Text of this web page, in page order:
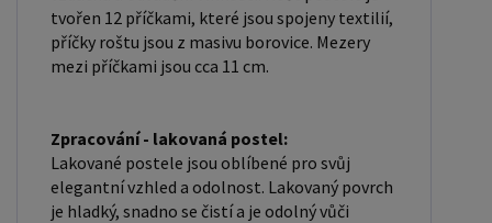
tvořen 12 příčkami, které jsou spojeny textilií,
příčky roštu jsou z masivu borovice. Mezery
mezi příčkami jsou cca 11 cm.
Zpracování - lakovaná postel:
Lakované postele jsou oblíbené pro svůj
elegantní vzhled a odolnost. Lakovaný povrch
je hladký, snadno se čistí a je odolný vůči